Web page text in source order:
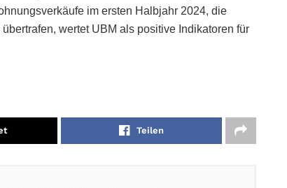
im ersten Halbjahr 2024, die
wertet UBM als positive Indikatoren für
Teilen